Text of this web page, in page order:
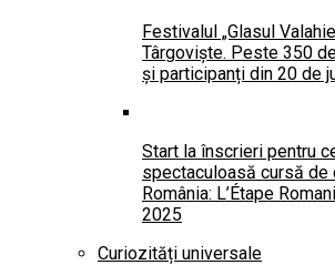
Festivalul „Glasul
Târgoviște. Peste 350
și participanți din 20 de
Start la înscrieri pentru
spectaculoasă cursă de
România: L’Étape
2025
Curiozități universale